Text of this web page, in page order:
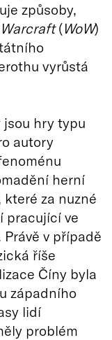
způsoby,
(WoW)
vyrůstá
jsou hry typu
autory
herní
za nuzné
pracující ve
v případě
říše
Číny byla
západního
lidí
problém